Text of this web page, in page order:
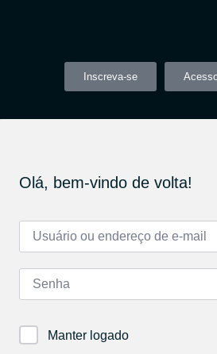
Inscreva-se
Olá, bem-vindo de volta!
Manter logado